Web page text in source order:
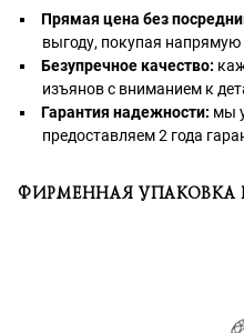
Прямая цена без
выгоду, покупая напрямую
Безупречное качество:
изъянов с вниманием к
Гарантия надежности: мы
предоставляем 2 года
ФИРМЕННАЯ